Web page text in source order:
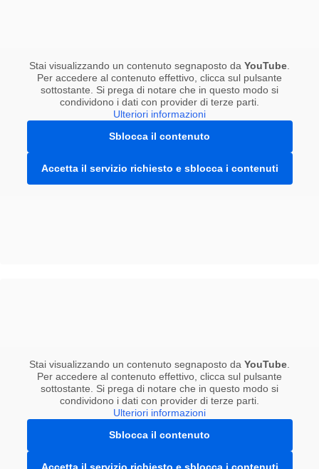
Stai visualizzando un contenuto segnaposto da YouTube
Per accedere al contenuto effettivo, clicca sul pulsante
sottostante. Si prega di notare che in questo modo si
condividono i dati con provider di terze parti.
Ulteriori informazioni
Sblocca il contenuto
Accetta il servizio richiesto e sblocca i contenuti
Stai visualizzando un contenuto segnaposto da YouTube
Per accedere al contenuto effettivo, clicca sul pulsante
sottostante. Si prega di notare che in questo modo si
condividono i dati con provider di terze parti.
Ulteriori informazioni
Sblocca il contenuto
Accetta il servizio richiesto e sblocca i contenuti